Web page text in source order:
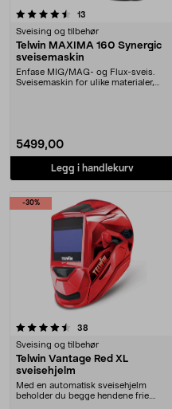
13
Sveising og tilbehør
Telwin MAXIMA 160 Synergic
sveisemaskin
Enfase MIG/MAG- og Flux-sveis.
Sveisemaskin for ulike materialer,
5499,00
Legg i handlekurv
4.5 av 5 stjerner
-30%
38
Sveising og tilbehør
Telwin Vantage Red XL
sveisehjelm
Med en automatisk sveisehjelm
beholder du begge hendene frie.
4.5 av 5 stjerner